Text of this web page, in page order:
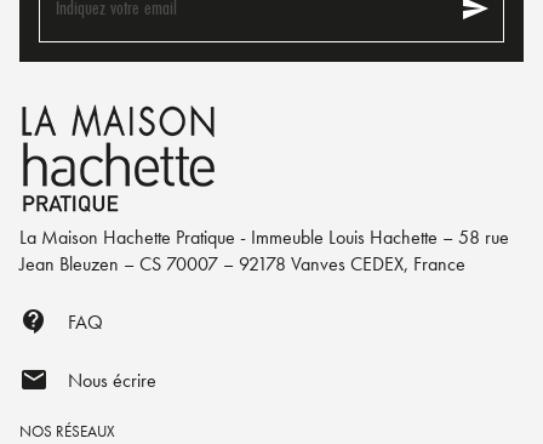
Indiquez votre email send
La Maison Hachette Pratique - Immeuble Louis Hachette – 58 rue
Jean Bleuzen – CS 70007 – 92178 Vanves CEDEX, France
contact_support FAQ
mail Nous écrire
NOS RÉSEAUX